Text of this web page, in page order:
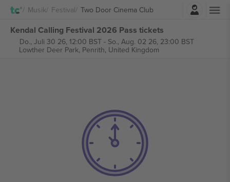
Musik Festival Two Door Cinema Club
Einloggen
Kendal Calling Festival 2026 Pass tickets
Do., Juli 30 26, 12:00 BST- So., Aug. 02 26, 23:00 BST
Lowther Deer Park, Penrith, United Kingdom